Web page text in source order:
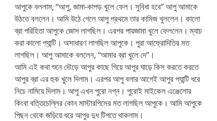
আপুকে বললাম, “আপু, জামা-কাপড় খুলে ফেল। সুবিধা হবে” আপু আমাকে
উঠতে বললেন। আমি উঠে গেলে আপু প্রথমে তার কামিজ খুললেন। কালো
ব্রা পরিহিতা আপুকে জোস লাগছিল। এরপর পায়জামা খুলে ফেললেন। ম্যাচ
করা কালো প্যান্টি। অসাধারণ লাগছিল আপুকে। পুরা আফ্রোদিতির মত
লাগছিল। আপু আমাকে বললেন, “আমার ব্রা খুলে দে”।
আমি এই কথা শুনে দৌড়ে আপুর কাছে গিয়ে আপুর ঘাড়ে কিস করতে করতে
আপুর ব্রা এর হুক খুলে দিলাম। এরপর আপু বলার আগেই আপুর প্যান্টি ধরে
নিচে নামিয়ে দিলাম। আপু এখন পুরো নগ্ন। পুরোই মাইকেল এঞ্জেলোর
কিংবা বত্তিচেল্লির কোন মাস্টারপিসের মত লাগছিল আপুকে। আমি আপুকে
পিছন থেকে জড়িয়ে ধরে আপুর দুধ টিপতে থাকলাম।